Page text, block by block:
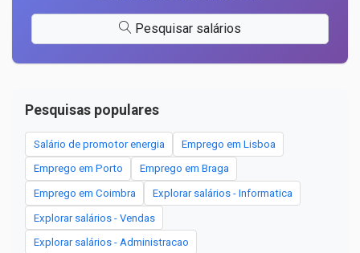
Pesquisar salários
Pesquisas populares
Salário de promotor energia Emprego em Lisboa
Emprego em Porto Emprego em Braga
Emprego em Coimbra Explorar salários - Informatica
Explorar salários - Vendas
Explorar salários - Administracao